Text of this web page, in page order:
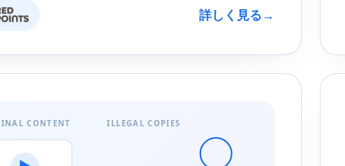
詳しく見る→
CONTENT ILLEGAL COPIES